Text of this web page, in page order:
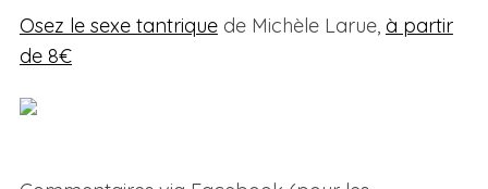
Osez le sexe tantriquede Michèle Larue, à partir
de 8€